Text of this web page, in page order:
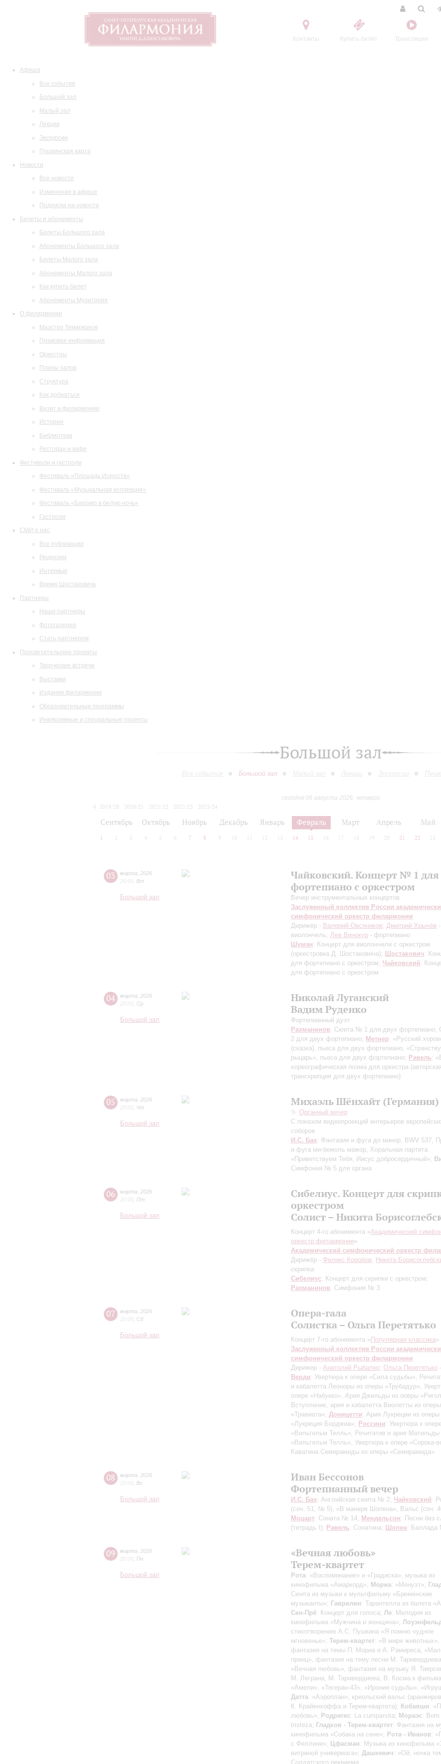
Контакты Купить билет Трансляции
Афиша
Все события
Большой зал
Малый зал
Лекции
Экскурсии
Пушкинская карта
Новости
Все новости
Изменения в афише
Подписка на новости
Билеты и абонементы
Билеты Большого зала
Абонементы Большого зала
Билеты Малого зала
Абонементы Малого зала
Как купить билет
Абонементы Музитория
О филармонии
Маэстро Темирканов
Правовая информация
Оркестры
Планы залов
Структура
Как добраться
Визит в филармонию
История
Библиотека
Ресторан и кафе
Фестивали и гастроли
Фестиваль «Площадь Искусств»
Фестиваль «Музыкальная коллекция»
Фестиваль «Барокко в белую ночь»
Гастроли
СМИ о нас
Все публикации
Рецензии
Интервью
Время Шостаковича
Партнеры
Наши партнеры
Фотогалерея
Стать партнером
Просветительские проекты
Творческие встречи
Выставки
Издания филармонии
Образовательные программы
Инклюзивные и специальные проекты
Большой зал
Все события Большой зал Малый зал Лекции Экскурсии
сегодня 06 августа 2026, четверг
2019/20
2020/21 2021/22 2022/23
2023/24
Сентябрь Октябрь Ноябрь Декабрь Январь Февраль Март Апрель Май
1 2 3 4 5 6 7 8 9 10 12 13 14 15 16 17 18 19 20 21 22 23
03 марта
2026
20:00 Вт
Большой зал
Чайковский. Концерт № 1 для
фортепиано с оркестром
Вечер инструментальных концертов
Заслуженный коллектив России
симфонический оркестр филармонии
Дирижёр - Валерий Овсяников; Дмитрий Хрычёв -
виолончель; Лев Винокур - фортепиано
Шуман: Концерт для виолончели с оркестром
(оркестровка Д. Шостаковича); Шостакович:
для фортепиано с оркестром; Чайковский:
для фортепиано с оркестром
04 марта
2026
20:00 Ср
Большой зал
Николай Луганский
Вадим Руденко
Фортепианный дуэт
Рахманинов: Сюита № 1 для двух
2 для двух фортепиано; Метнер: «Русский
(сказка), пьеса для двух фортепиано,
рыцарь», пьеса для двух фортепиано; Равель:
хореографическая поэма для оркестра
транскрипция для двух фортепиано)
05 марта
2026
20:00 Чт
Большой зал
Михаэль Шёнхайт (Германия)
Органный вечер
С показом видеопроекций интерьеров
соборов
И.С. Бах: Фантазия и фуга до минор, BWV 537,
и фуга ми-бемоль мажор, Хоральная партита
«Приветствуем Тебя, Иисус добросердечный»;
Симфония № 5 для органа
06 марта
2026
20:00 Пт
Большой зал
Сибелиус. Концерт для
оркестром
Солист – Никита
Концерт 4-го абонемента «Академический
оркестр филармонии»
Академический симфонический оркестр
Дирижёр - Феликс Коробов; Никита
скрипка
Сибелиус: Концерт для скрипки с оркестром;
Рахманинов: Симфония № 3
07 марта
2026
20:00 Сб
Большой зал
Опера-гала
Солистка – Ольга Перетятько
Концерт 7-го абонемента « Популярная классика»
Заслуженный коллектив России
симфонический оркестр филармонии
Дирижер - Анатолий Рыбалко; Ольга Перетятько
Верди: Увертюра к опере «Сила судьбы»,
и кабалетта Леоноры из оперы «Трубадур»,
опере «Набукко», Ария Джильды из оперы
Вступление, ария и кабалетта Виолетты из оперы
«Травиата»; Доницетти: Ария Лукреции из оперы
«Лукреция Борджиа»; Россини: Увертюра к
«Вильгельм Телль», Речитатив и ария Матильды
«Вильгельм Телль», Увертюра к опере «Сорока-
Каватина Семирамиды из оперы «Семирамида»
08 марта
2026
20:00 Вс
Большой зал
Иван Бессонов
Фортепианный вечер
И.С. Бах: Английская сюита № 2; Чайковский:
(соч. 51, № 5), «В манере Шопена», Вальс (соч.
Моцарт: Соната № 14; Мендельсон: Песни без
(тетрадь I); Равель: Сонатина; Шопен:
09 марта
2026
20:00 Пн
Большой зал
«Вечная любовь»
Терем-квартет
Рота: «Воспоминание» и «Градиска», музыка из
кинофильма «Амаркорд»; Мориа: «Менуэт»;
Сюита из музыки к мультфильму «Бременские
музыканты»; Гаврилин: Тарантелла из балета
Сен-Прё: Концерт для голоса; Ле: Мелодия из
кинофильма «Мужчина и женщина»;
стихотворению А.С. Пушкина «Я помню чудное
мгновенье»; Терем-квартет: «В мире животных»,
фантазия на темы П. Мориа и А. Рамиреса,
принц», фантазия на тему песни М.
«Вечная любовь», фантазия на музыку Я.
М. Леграна, М. Таривердиева, В. Косма к
«Амели», «Тегеран-43», «Ирония судьбы»,
Датта: «Аэроплан», креольский вальс
К. Крайенхоффа и Терем-квартета); Кобаяши:
любовь»; Родригес: La сumparsita; Мораэс: Bom
tristeza; Гладков - Терем-квартет: Фантазия на
кинофильма «Собака на сене»; Рота - Иванов:
с Феллини»; Цфасман: Музыка из кинофильма
витриной универмага»; Дашкевич: «Ой, ночка
Солдатского реквиема